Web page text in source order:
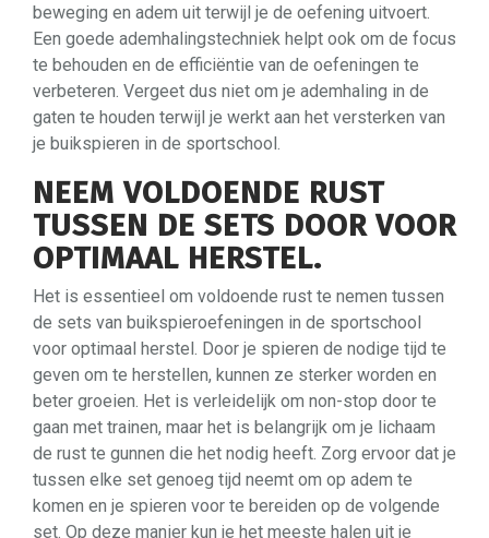
beweging en adem uit terwijl je de oefening uitvoert.
Een goede ademhalingstechniek helpt ook om de focus
te behouden en de efficiëntie van de oefeningen te
verbeteren. Vergeet dus niet om je ademhaling in de
gaten te houden terwijl je werkt aan het versterken van
je buikspieren in de sportschool.
NEEM VOLDOENDE RUST
TUSSEN DE SETS DOOR VOOR
OPTIMAAL HERSTEL.
Het is essentieel om voldoende rust te nemen tussen
de sets van buikspieroefeningen in de sportschool
voor optimaal herstel. Door je spieren de nodige tijd te
geven om te herstellen, kunnen ze sterker worden en
beter groeien. Het is verleidelijk om non-stop door te
gaan met trainen, maar het is belangrijk om je lichaam
de rust te gunnen die het nodig heeft. Zorg ervoor dat je
tussen elke set genoeg tijd neemt om op adem te
komen en je spieren voor te bereiden op de volgende
set. Op deze manier kun je het meeste halen uit je